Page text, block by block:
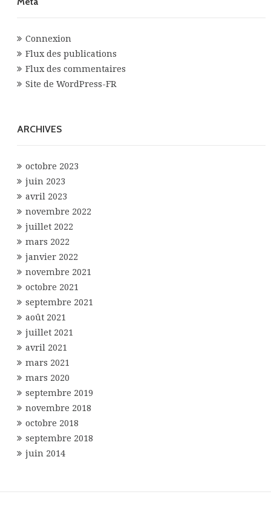
Connexion
Flux des publications
Flux des commentaires
Site de WordPress-FR
ARCHIVES
octobre 2023
juin 2023
avril 2023
novembre 2022
juillet 2022
mars 2022
janvier 2022
novembre 2021
octobre 2021
septembre 2021
août 2021
juillet 2021
avril 2021
mars 2021
mars 2020
septembre 2019
novembre 2018
octobre 2018
septembre 2018
juin 2014